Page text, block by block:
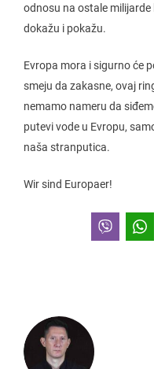
odnosu na ostale milijarde
dokažu i pokažu.
Evropa mora i sigurno će
smeju da zakasne, ovaj
nemamo nameru da
putevi vode u Evropu,
naša stranputica.
Wir sind Europaer!